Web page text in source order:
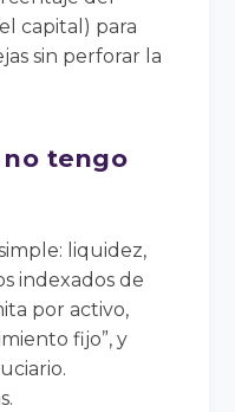
capital) para
sin perforar la
no tengo
liquidez,
indexados de
por activo,
fijo”, y